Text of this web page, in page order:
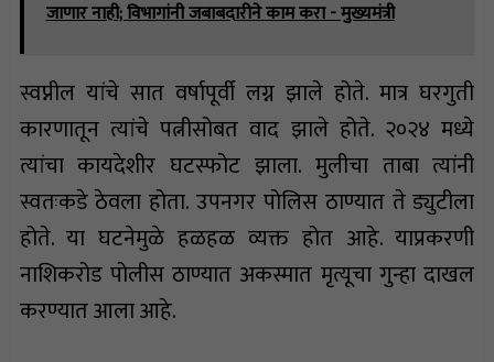
जाणार नाही; विभागांनी जबाबदारीने काम करा - मुख्यमंत्री
स्वप्नील यांचे सात वर्षापूर्वी लग्न झाले होते. मात्र घरगुती
कारणातून त्यांचे पत्नीसोबत वाद झाले होते. २०२४ मध्ये
त्यांचा कायदेशीर घटस्फोट झाला. मुलीचा ताबा त्यांनी
स्वतःकडे ठेवला होता. उपनगर पोलिस ठाण्यात ते ड्युटीला
होते. या घटनेमुळे हळहळ व्यक्त होत आहे. याप्रकरणी
नाशिकरोड पोलीस ठाण्यात अकस्मात मृत्यूचा गुन्हा दाखल
करण्यात आला आहे.